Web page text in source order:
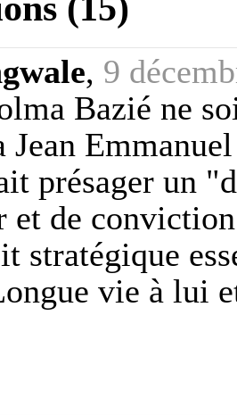
, 9
Bazié ne
Jean
présager un
et de
stratégique
vie à lui